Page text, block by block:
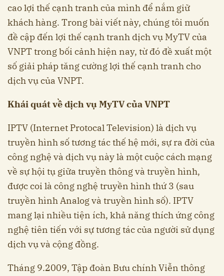
cao lợi thế cạnh tranh của mình để nắm giữ
khách hàng. Trong bài viết này, chúng tôi muốn
đề cập đến lợi thế cạnh tranh dịch vụ MyTV của
VNPT trong bối cảnh hiện nay, từ đó đề xuất một
số giải pháp tăng cường lợi thế cạnh tranh cho
dịch vụ của VNPT.
Khái quát về dịch vụ MyTV của VNPT
IPTV (Internet Protocal Television) là dịch vụ
truyền hình số tương tác thế hệ mới, sự ra đời của
công nghệ và dịch vụ này là một cuộc cách mạng
về sự hội tụ giữa truyền thông và truyền hình,
được coi là công nghệ truyền hình thứ 3 (sau
truyền hình Analog và truyền hình số). IPTV
mang lại nhiều tiện ích, khả năng thích ứng công
nghệ tiên tiến với sự tương tác của người sử dụng
dịch vụ và cộng đồng.
Tháng 9.2009, Tập đoàn Bưu chính Viễn thông